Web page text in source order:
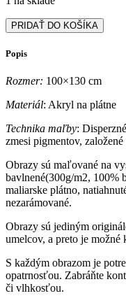
množstvo
Abstraktný
obraz
no.
106
PRIDAŤ DO KOŠÍKA
Popis
Rozmer: 100×130 cm
Materiál: Akryl na plátne
Technika maľby:
zmesi pigmentov,
Obrazy sú maľované na
bavlnené(300g/m2, 100%
maliarske plátno,
nezarámované.
Obrazy sú jediným
umelcov, a preto je
S každým obrazom je
opatrnosťou. Zabráňte
či vlhkosťou.